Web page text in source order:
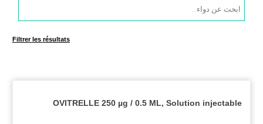
Products
search
Filtrer les résultats
OVITRELLE 250 µg / 0.5 ML, Solution injectable